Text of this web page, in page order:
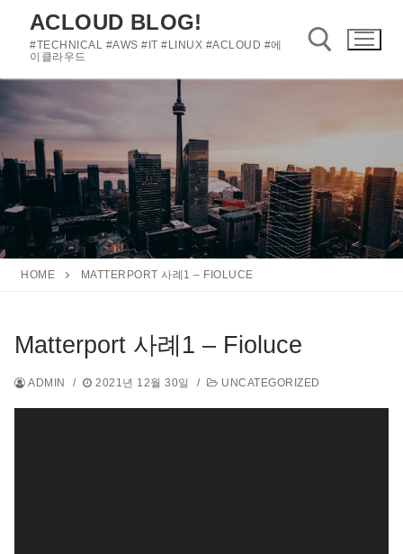
로
로
기
ACLOUD BLOG!
#TECHNICAL #AWS #IT #LINUX #ACLOUD #에
이클라우드
HOME MATTERPORT 사례1 – FIOLUCE
Matterport 사례1 – Fioluce
ADMIN / 2021년 12월 30일 / UNCATEGORIZED